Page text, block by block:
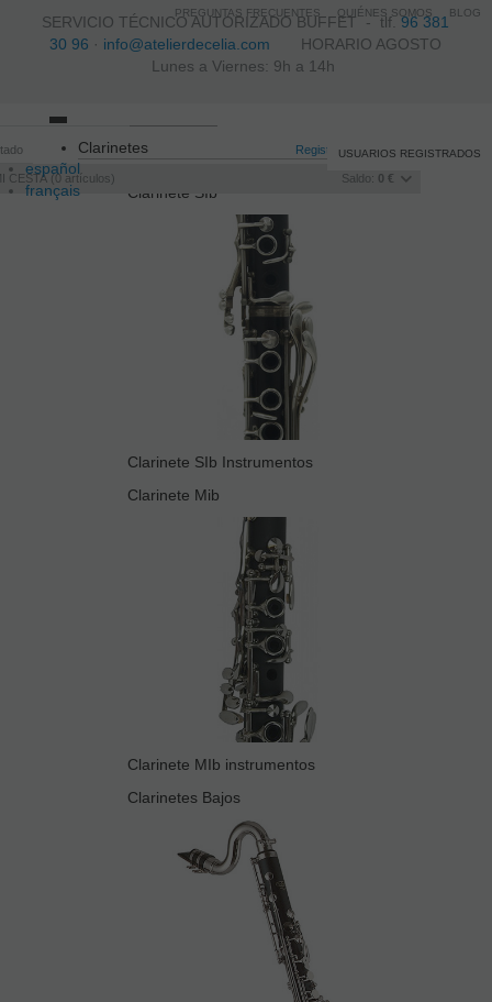
SERVICIO TÉCNICO AUTORIZADO BUFFET -tlf.96 381
30 96 · info@atelierdecelia.com HORARIO AGOSTO
Lunes a Viernes: 9h a 14h
español
français
Registro /Iniciar sesión
CESTA 0 artículos Saldo: 0 €
USUARIOS REGISTRADOS
navigation
Clarinetes
Clarinete SIb
Clarinete SIb Instrumentos
Clarinete Mib
Clarinete MIb instrumentos
Clarinetes Bajos
PREGUNTAS FRECUENTES QUIÉNES SOMOS BLOG